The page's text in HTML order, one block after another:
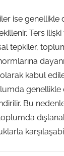
ise genellikle
Ters
tepkiler,
kabul
genellikle
Bu